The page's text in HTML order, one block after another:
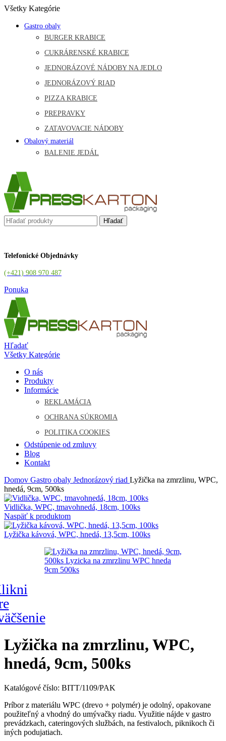
Všetky Kategórie
Gastro obaly
BURGER KRABICE
CUKRÁRENSKÉ KRABICE
JEDNORÁZOVÉ NÁDOBY NA JEDLO
JEDNORÁZOVÝ RIAD
PIZZA KRABICE
PREPRAVKY
ZATAVOVACIE NÁDOBY
Obalový materiál
BALENIE JEDÁL
Hľadať
Telefonické Objednávky
(+421) 908 970 487
Ponuka
Hľadať
Všetky Kategórie
O nás
Produkty
Informácie
REKLAMÁCIA
OCHRANA SÚKROMIA
POLITIKA COOKIES
Odstúpenie od zmluvy
Blog
Kontakt
Domov Gastro obaly Jednorázový riad Lyžička na zmrzlinu, WPC,
hnedá, 9cm, 500ks
Vidlička, WPC, tmavohnedá, 18cm, 100ksPôvodná
bola:
3,57 €.
Aktuálna
je:
3,10 €.
Naspäť k produktom
Lyžička kávová, WPC, hnedá, 13,5cm, 100ksPôvodná
bola:
2,42 €.
Aktuálna
je:
2,10 €.
Lyžička na zmrzlinu, WPC,
hnedá, 9cm, 500ks
Katalógové číslo: BITT/1109/PAK
Príbor z materiálu WPC (drevo + polymér) je odolný, opakovane
použiteľný a vhodný do umývačky riadu. Využitie nájde v gastro
prevádzkach, cateringových službách, na festivaloch, piknikoch či
iných podujatiach.